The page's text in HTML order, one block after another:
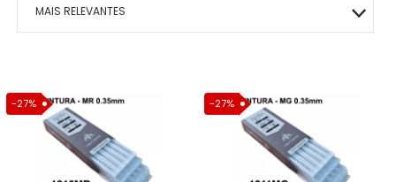
MAIS RELEVANTES
MENOR PREÇO
MAIOR PREÇO
-27% -27%